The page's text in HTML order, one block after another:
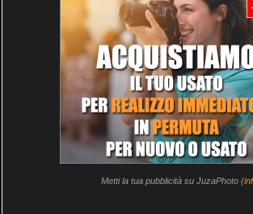
Metti la tua pubblicità su JuzaPhoto (